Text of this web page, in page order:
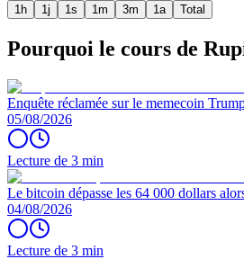
1h 1j 1s 1m 3m 1a Total
Pourquoi le cours de
Enquête réclamée sur le memecoin
05/08/2026
Lecture de 3 min
Le bitcoin dépasse les 64 000 dollars
04/08/2026
Lecture de 3 min